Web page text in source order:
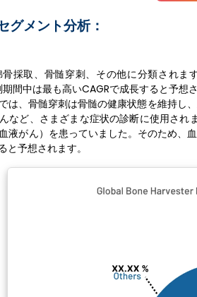
グメント分析：
採取、骨髄穿刺、その他に分類され
期間中は最も高いCAGRで成長すると予
は、骨髄穿刺は骨髄の健康状態を維持
など、さまざまな症状の診断に使用さ
がん）を患っていました。そのため、
予想されます。